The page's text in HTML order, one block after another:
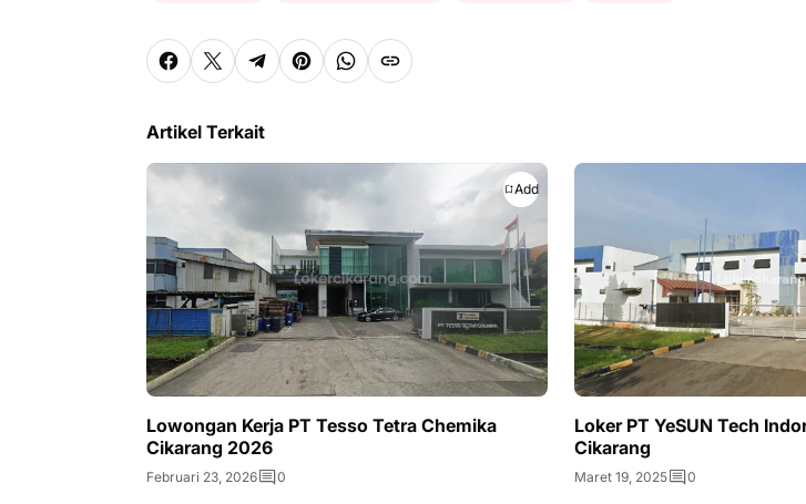
Artikel Terkait
Add
Lowongan Kerja PT Tesso Tetra Chemika
Cikarang 2026
Februari 23, 2026 0
Loker PT YeSUN Tech
Cikarang
Maret 19, 2025 0